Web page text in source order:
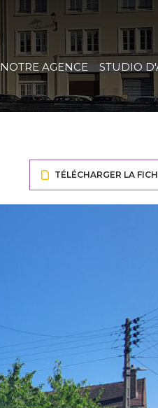
NOTRE AGENCE STUDIO
TÉLÉCHARGER LA